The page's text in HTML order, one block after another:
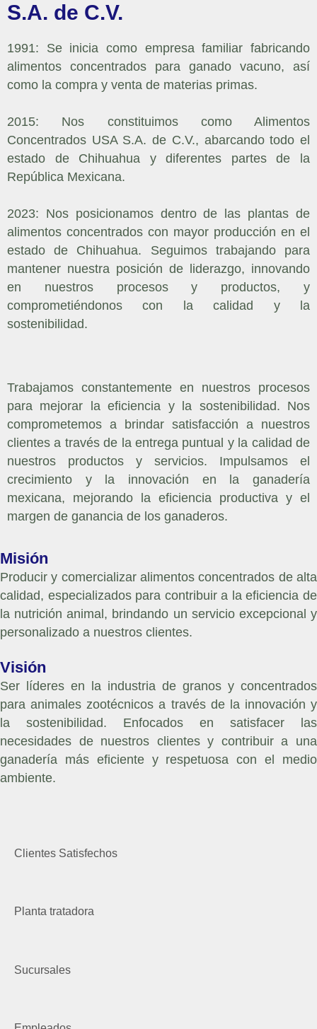
S.A. de C.V.
1991: Se inicia como empresa familiar fabricando
alimentos concentrados para ganado vacuno, así
como la compra y venta de materias primas.
2015: Nos constituimos como Alimentos
Concentrados USA S.A. de C.V., abarcando todo el
estado de Chihuahua y diferentes partes de la
República Mexicana.
2023: Nos posicionamos dentro de las plantas de
alimentos concentrados con mayor producción en el
estado de Chihuahua. Seguimos trabajando para
mantener nuestra posición de liderazgo, innovando
en nuestros procesos y productos, y
comprometiéndonos con la calidad y la
sostenibilidad.
Trabajamos constantemente en nuestros procesos
para mejorar la eficiencia y la sostenibilidad. Nos
comprometemos a brindar satisfacción a nuestros
clientes a través de la entrega puntual y la calidad de
nuestros productos y servicios. Impulsamos el
crecimiento y la innovación en la ganadería
mexicana, mejorando la eficiencia productiva y el
margen de ganancia de los ganaderos.
Misión
Producir y comercializar alimentos concentrados de alta
calidad, especializados para contribuir a la eficiencia de
la nutrición animal, brindando un servicio excepcional y
personalizado a nuestros clientes.
Visión
Ser líderes en la industria de granos y concentrados
para animales zootécnicos a través de la innovación y
la sostenibilidad. Enfocados en satisfacer las
necesidades de nuestros clientes y contribuir a una
ganadería más eficiente y respetuosa con el medio
ambiente.
Clientes Satisfechos
Planta tratadora
Sucursales